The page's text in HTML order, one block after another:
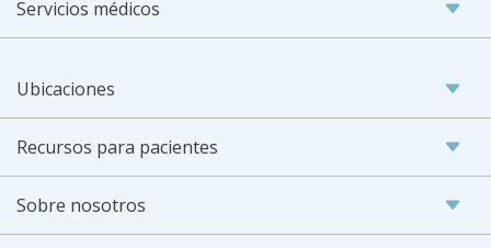
Servicios médicos
Ubicaciones
Recursos para pacientes
Sobre nosotros